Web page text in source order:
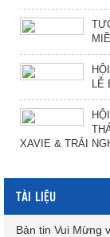
XAVIE & TRẢI
TÀI LIỆU
Bản tin Vui Mừng